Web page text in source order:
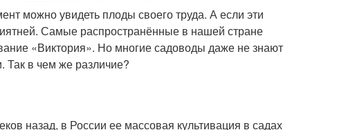
можно увидеть плоды своего труда. А если эти
Самые распространённые в нашей стране
«Виктория». Но многие садоводы даже не знают
Так в чем же различие?
назад, в России ее массовая культивация в садах